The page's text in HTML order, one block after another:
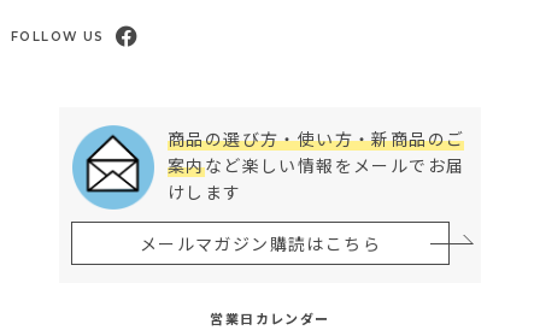
FOLLOW US
商品の選び方・使い方・新商品のご
案内など楽しい情報をメールでお届
けします
メールマガジン購読はこちら
営業日カレンダー